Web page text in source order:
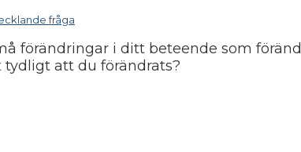
fråga
förändringar i ditt beteende som
att du förändrats?